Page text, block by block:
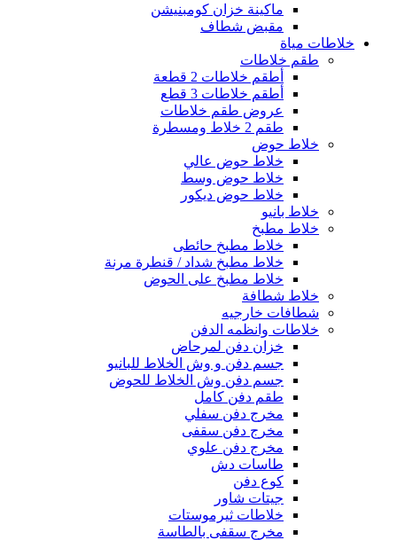
ماكينة خزان كومبنيشن
مقبض شطاف
خلاطات مياة
طقم خلاطات
أطقم خلاطات 2 قطعة
أطقم خلاطات 3 قطع
عروض طقم خلاطات
طقم 2 خلاط ومسطرة
خلاط حوض
خلاط حوض عالي
خلاط حوض وسط
خلاط حوض ديكور
خلاط بانيو
خلاط مطبخ
خلاط مطبخ حائطى
خلاط مطبخ شداد / قنطرة مرنة
خلاط مطبخ على الحوض
خلاط شطافة
شطافات خارجيه
خلاطات وانظمه الدفن
خزان دفن لمرحاض
جسم دفن و وش الخلاط للبانيو
جسم دفن وش الخلاط للحوض
طقم دفن كامل
مخرج دفن سفلي
مخرج دفن سقفى
مخرج دفن علوي
طاسات دش
كوع دفن
جيتات شاور
خلاطات ثيرموستات
مخرج سقفى بالطاسة